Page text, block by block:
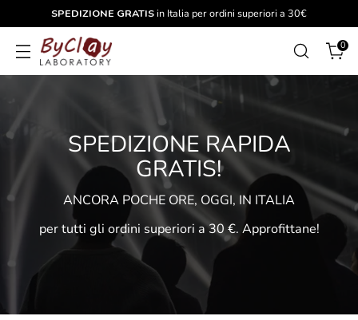
SPEDIZIONE GRATIS in Italia per ordini superiori a 30€
0
SPEDIZIONE RAPIDA
GRATIS!
ANCORA POCHE ORE, OGGI, IN ITALIA
per tutti gli ordini superiori a 30 €. Approfittane!